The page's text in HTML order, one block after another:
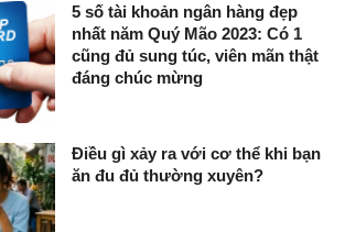
5 số tài khoản ngân hàng đẹp
nhất năm Quý Mão 2023: Có 1
cũng đủ sung túc, viên mãn thật
đáng chúc mừng
Điều gì xảy ra với cơ thể khi bạn
ăn đu đủ thường xuyên?